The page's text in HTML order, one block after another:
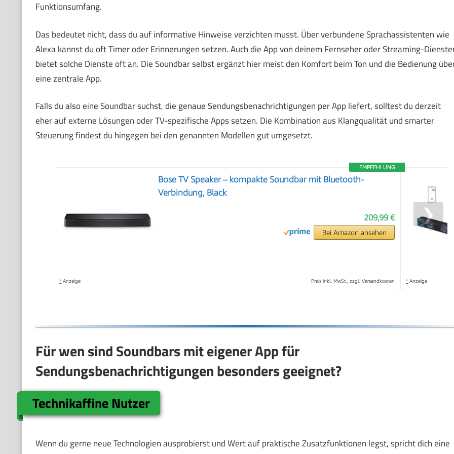
Funktionsumfang.
Das bedeutet nicht, dass du auf informative Hinweise verzichten musst. Über verbundene Sprachassistenten wie
Alexa kannst du oft Timer oder Erinnerungen setzen. Auch die App von deinem Fernseher oder Streaming-
bietet solche Dienste oft an. Die Soundbar selbst ergänzt hier meist den Komfort beim Ton und die Bedienung
eine zentrale App.
Falls du also eine Soundbar suchst, die genaue Sendungsbenachrichtigungen per App liefert, solltest du derzeit
eher auf externe Lösungen oder TV-spezifische Apps setzen. Die Kombination aus Klangqualität und smarter
Steuerung findest du hingegen bei den genannten Modellen gut umgesetzt.
EMPFEHLUNG
Bose TV Speaker – kompakte Soundbar mit Bluetooth-
Verbindung, Black
209,99 €
Bei Amazon ansehen
* Anzeige Preis inkl. MwSt., zzgl. Versandkosten * Anzeige
❯
Für wen sind Soundbars mit eigener App für
Sendungsbenachrichtigungen besonders geeignet?
Technikaffine Nutzer
Wenn du gerne neue Technologien ausprobierst und Wert auf praktische Zusatzfunktionen legst, spricht dich eine